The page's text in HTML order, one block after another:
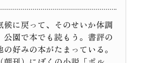
候に戻って、そのせいか体調
公園で本でも読もう。書評の
好みの本がたまっている。